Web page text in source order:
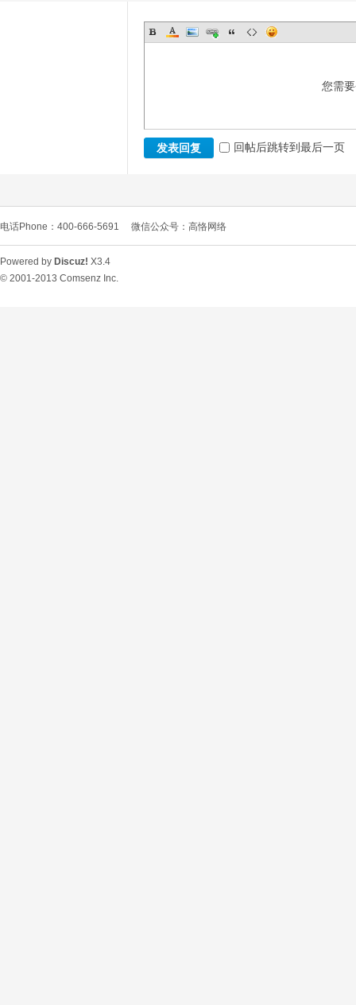
您需
发表回复 回帖后跳转到最后一页
电话Phone：400-666-5691 微信公众号：高恪网络
Powered by Discuz! X3.4
© 2001-2013 Comsenz Inc.